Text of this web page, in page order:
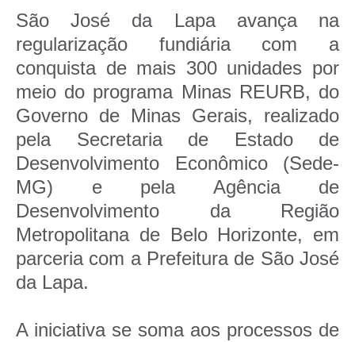
São José da Lapa avança na
regularização fundiária com a
conquista de mais 300 unidades por
meio do programa Minas REURB, do
Governo de Minas Gerais, realizado
pela Secretaria de Estado de
Desenvolvimento Econômico (Sede-
MG) e pela Agência de
Desenvolvimento da Região
Metropolitana de Belo Horizonte, em
parceria com a Prefeitura de São José
da Lapa.
A iniciativa se soma aos processos de